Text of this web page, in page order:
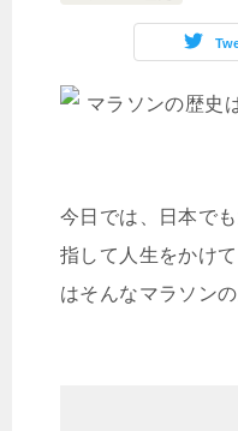
今日では、日本で
指して人生をかけ
はそんなマラソン